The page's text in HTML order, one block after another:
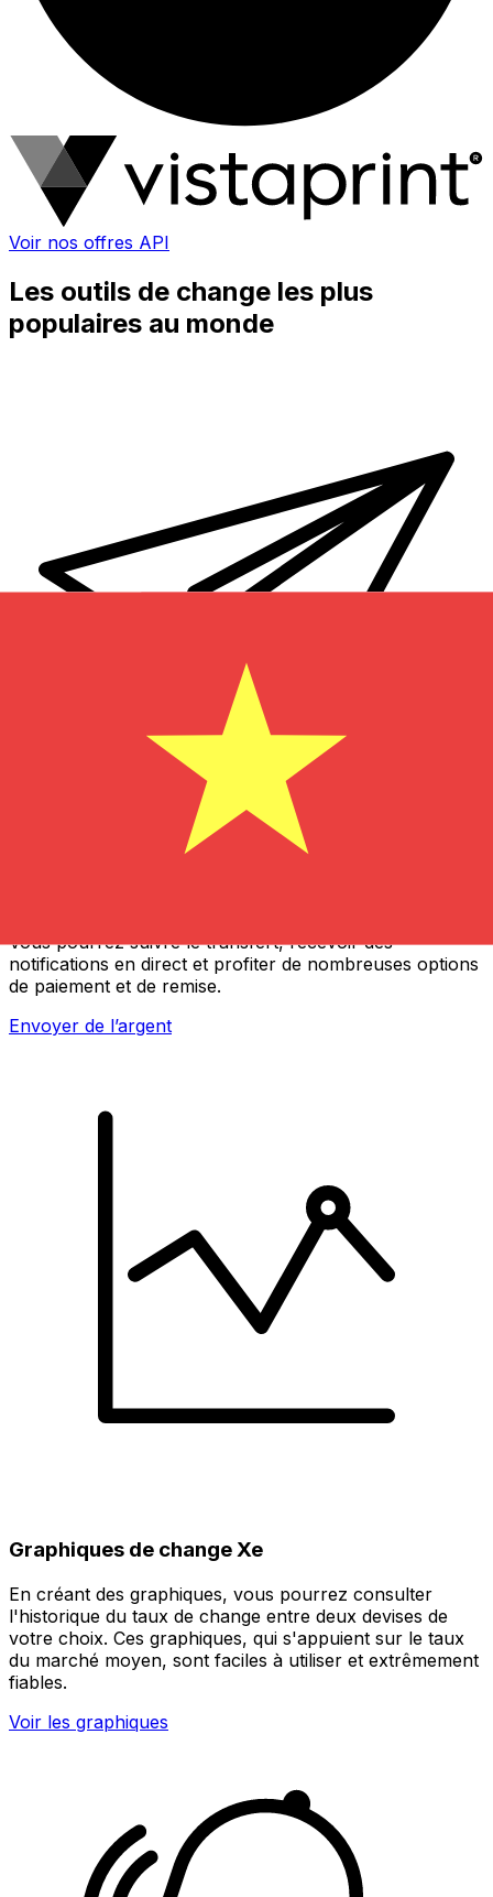
Voir nos offres API
Les outils de change les plus
populaires au monde
Vous pourrez suivre le transfert, recevoir des
notifications en direct et profiter de nombreuses options
de paiement et de remise.
Envoyer de l’argent
Graphiques de change Xe
En créant des graphiques, vous pourrez consulter
l'historique du taux de change entre deux devises de
votre choix. Ces graphiques, qui s'appuient sur le taux
du marché moyen, sont faciles à utiliser et extrêmement
fiables.
Voir les graphiques